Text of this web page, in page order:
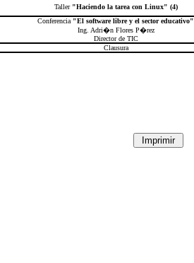
Taller "Haciendo la tarea con Linux" (4)
Conferencia "El software libre y el sector educativo"
Ing. Adri�n Flores P�rez
Director de TIC
Clausura